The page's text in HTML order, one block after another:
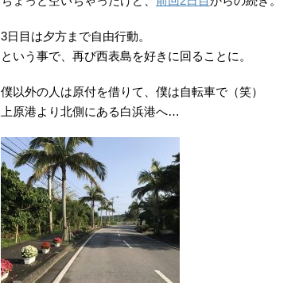
3日目は夕方まで自由行動。
という事で、再び西表島を好きに回ることに。
僕以外の人は原付を借りて、僕は自転車で（笑）
上原港より北側にある白浜港へ…